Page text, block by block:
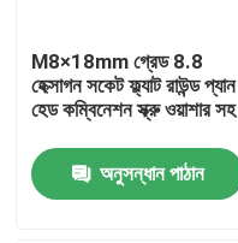
কারখানা পরিদর্শন
গুণমান নিয়ন্ত্রণ
M8×18mm গ্রেড 8.8
হেক্সাগন সকেট ফ্ল্যাট রাউন্ড প্যান
হেড কম্বিনেশন স্ক্রু ওয়াশার সহ
অনুসন্ধান পাঠান